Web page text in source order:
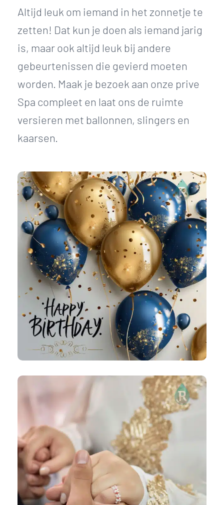
Altijd leuk om iemand in het zonnetje te
zetten! Dat kun je doen als iemand jarig
is, maar ook altijd leuk bij andere
gebeurtenissen die gevierd moeten
worden. Maak je bezoek aan onze prive
Spa compleet en laat ons de ruimte
versieren met ballonnen, slingers en
kaarsen.